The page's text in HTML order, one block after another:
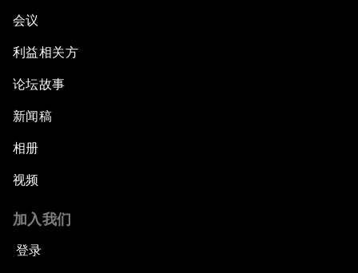
会议
利益相关方
论坛故事
新闻稿
相册
视频
加入我们
登录